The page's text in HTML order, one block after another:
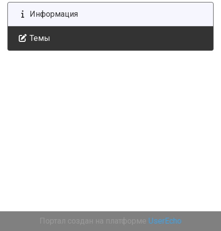
Информация
Темы
Портал создан на платформе UserEcho